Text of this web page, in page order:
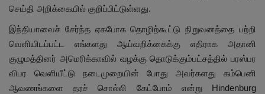
செய்தி அறிக்கையில் குறிப்பிட்டுள்ளது.
இந்தியாவைச் சேர்ந்த ஏகபோக தொழிற்கூட்டு நிறுவனத்தை பற்றி
வெளியிடப்பட்ட எங்களது ஆய்வறிக்கைக்கு எதிராக அதானி
குழுமத்தினர் அமெரிக்காவில் வழக்கு தொடுக்கும்பட்சத்தில் பரஸ்பர
விபர வெளியீட்டு நடைமுறையின் போது அவர்களது கம்பெனி
ஆவணங்களை தரச் சொல்லி கேட்போம் என்று Hindenburg